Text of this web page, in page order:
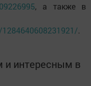
, а также в
.
интересным в